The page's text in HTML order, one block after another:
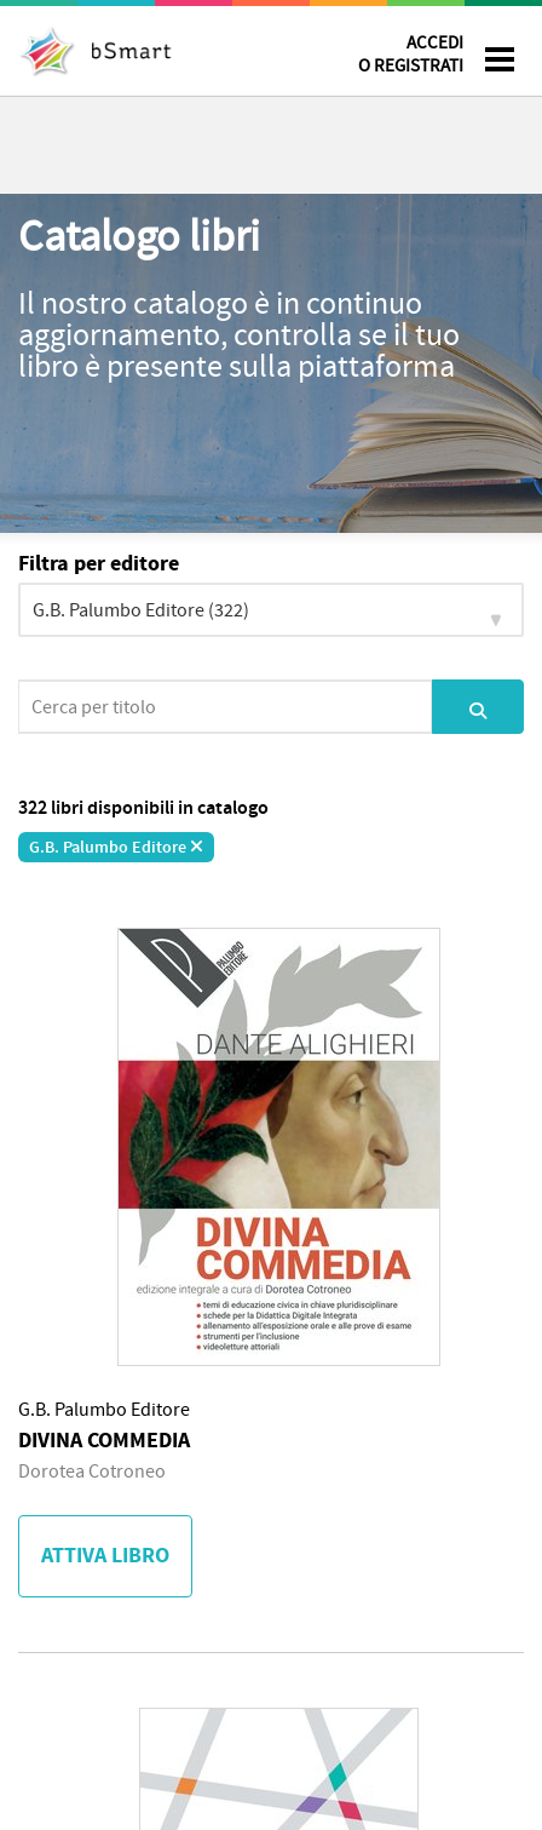
ACCEDI
O REGISTRATI
Catalogo libri
Il nostro catalogo è in continuo
aggiornamento, controlla se il tuo
libro è presente sulla piattaforma
Filtra per editore
322 libri disponibili in catalogo
G.B. Palumbo Editore
G.B. Palumbo Editore
DIVINA COMMEDIA
Dorotea Cotroneo
ATTIVA LIBRO